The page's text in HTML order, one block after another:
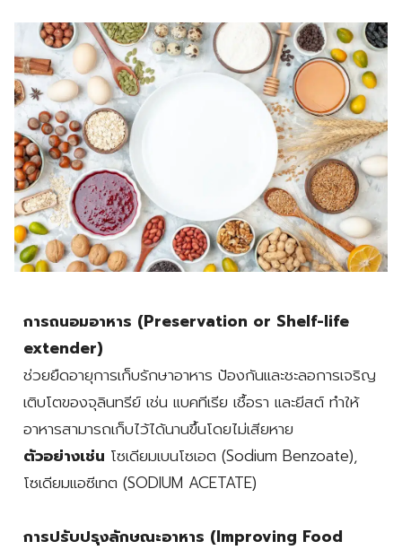
การถนอมอาหาร (Preservation or Shelf-life
extender)
ช่วยยืดอายุการเก็บรักษาอาหาร ป้องกันและชะลอการเจริญ
เติบโตของจุลินทรีย์ เช่น แบคทีเรีย เชื้อรา และยีสต์ ทำให้
อาหารสามารถเก็บไว้ได้นานขึ้นโดยไม่เสียหาย
ตัวอย่างเช่น โซเดียมเบนโซเอต (Sodium Benzoate),
โซเดียมแอซีเทต (SODIUM ACETATE)
การปรับปรุงลักษณะอาหาร (Improving Food